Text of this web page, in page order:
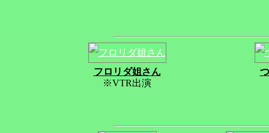
フロリダ姐さん
※VTR出演